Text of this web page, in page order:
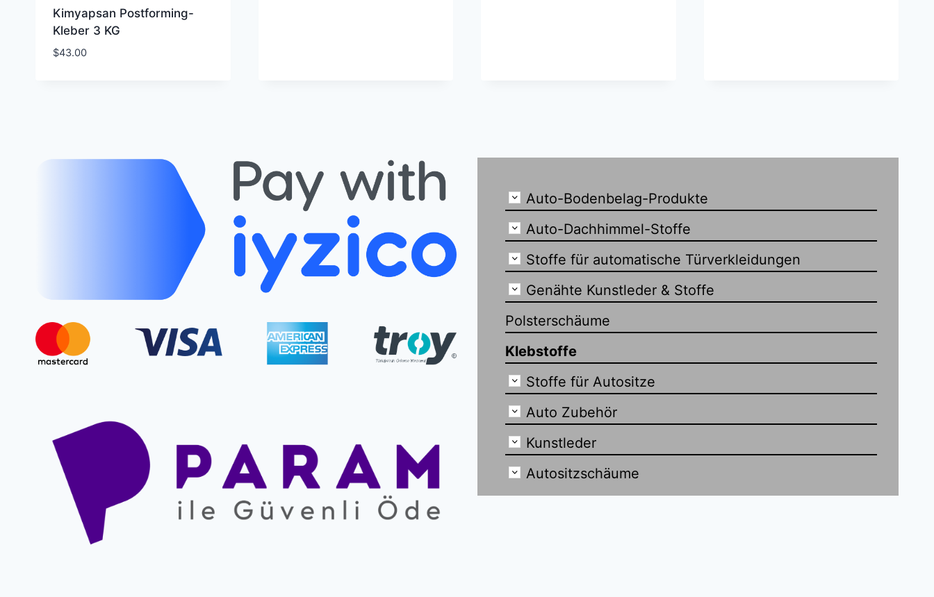
Kimyapsan Postforming-
Kleber 3 KG
$43.00
Auto-Bodenbelag-Produkte
Auto-Dachhimmel-Stoffe
Stoffe für automatische Türverkleidungen
Genähte Kunstleder & Stoffe
Polsterschäume
Klebstoffe
Stoffe für Autositze
Auto Zubehör
Kunstleder
Autositzschäume